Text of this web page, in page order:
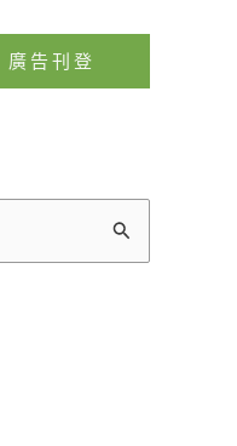
廣告刊登